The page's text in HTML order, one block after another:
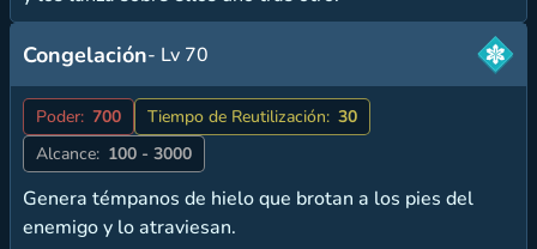
Congelación- Lv 70
Poder: 700 Tiempo de Reutilización: 30
Alcance: 100 - 3000
Genera témpanos de hielo que brotan a los pies del
enemigo y lo atraviesan.